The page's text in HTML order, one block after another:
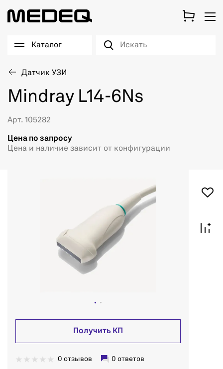
Каталог
Датчик УЗИ
Mindray L14-6Ns
Арт. 105282
Цена по запросу
Цена и наличие зависит от конфигурации
Получить КП
0 отзывов 0 ответов